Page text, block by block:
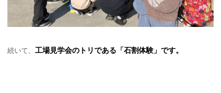
続いて、 工場見学会のトリである「石割体験」です。